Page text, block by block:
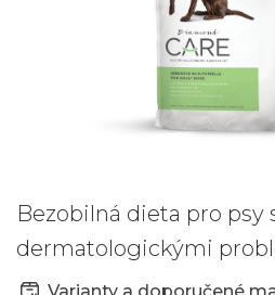
Bezobilná dieta pro psy
dermatologickými